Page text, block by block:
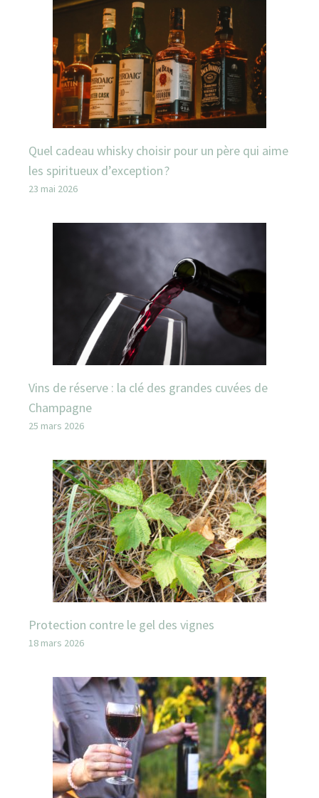
Quel cadeau whisky choisir pour un père qui aime
les spiritueux d’exception ?
23 mai 2026
Vins de réserve : la clé des grandes cuvées de
Champagne
25 mars 2026
Protection contre le gel des vignes
18 mars 2026